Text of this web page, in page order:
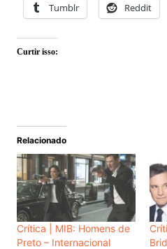
Tumblr Reddit
Curtir isso:
Relacionado
Crítica | MIB: Homens de
Preto – Internacional